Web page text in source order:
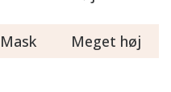
Meget høj